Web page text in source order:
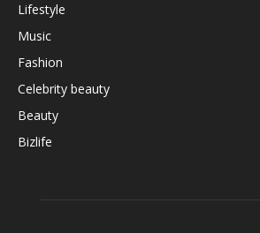
Lifestyle
Music
Fashion
Celebrity beauty
Beauty
Bizlife